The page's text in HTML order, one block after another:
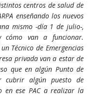
centros de salud de
enseñando los nuevos
mismo -día 1 de julio-,
cómo van a funcionar.
Técnico de Emergencias
privada van a estar de
que en algún Punto de
cubrir algún puesto de
en ese PAC a realizar la